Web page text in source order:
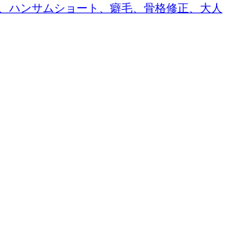
ハンサムショート、癖毛、骨格修正、大人